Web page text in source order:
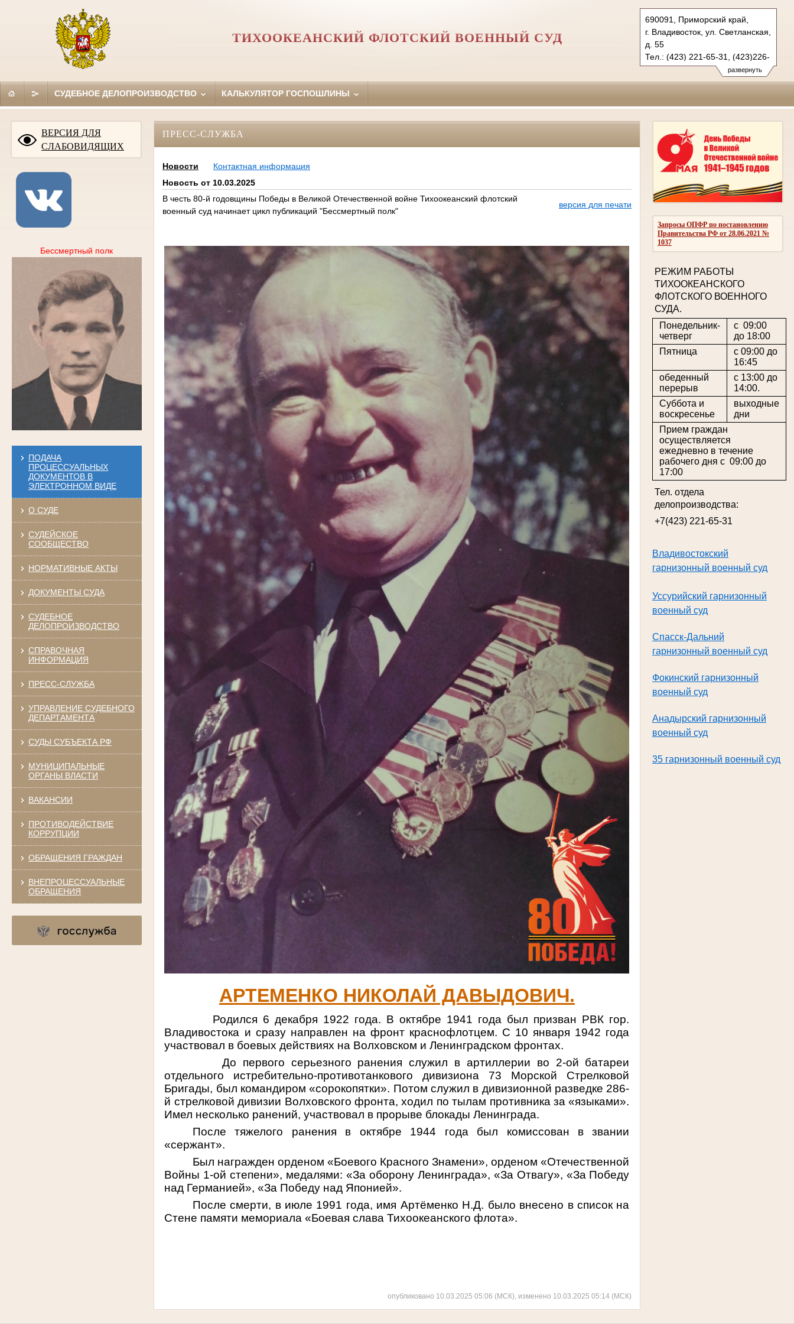
развернуть
690091, Приморский край,
г. Владивосток, ул. Светланская,
д. 55
Тел.: (423) 221-65-31, (423)226-
06-44 (ф.)
tihookeanskyfvs.prm@sudrf.ru
ТИХООКЕАНСКИЙ ФЛОТСКИЙ ВОЕННЫЙ СУД
СУДЕБНОЕ ДЕЛОПРОИЗВОДСТВО КАЛЬКУЛЯТОР ГОСПОШЛИНЫ
ВЕРСИЯ ДЛЯ
СЛАБОВИДЯЩИХ
Бессмертный полк
ПОДАЧА
ПРОЦЕССУАЛЬНЫХ
ДОКУМЕНТОВ В
ЭЛЕКТРОННОМ ВИДЕ
О СУДЕ
СУДЕЙСКОЕ
СООБЩЕСТВО
НОРМАТИВНЫЕ АКТЫ
ДОКУМЕНТЫ СУДА
СУДЕБНОЕ
ДЕЛОПРОИЗВОДСТВО
СПРАВОЧНАЯ
ИНФОРМАЦИЯ
ПРЕСС-СЛУЖБА
УПРАВЛЕНИЕ СУДЕБНОГО
ДЕПАРТАМЕНТА
СУДЫ СУБЪЕКТА РФ
МУНИЦИПАЛЬНЫЕ
ОРГАНЫ ВЛАСТИ
ВАКАНСИИ
ПРОТИВОДЕЙСТВИЕ
КОРРУПЦИИ
ОБРАЩЕНИЯ ГРАЖДАН
ВНЕПРОЦЕССУАЛЬНЫЕ
ОБРАЩЕНИЯ
Запросы ОПФР по постановлению
Правительства РФ от 28.06.2021 №
1037
РЕЖИМ РАБОТЫ
ТИХООКЕАНСКОГО
ФЛОТСКОГО ВОЕННОГО
СУДА.
Понедельник-
четверг
с 09:00
до 18:00
Пятница
с 09:00 до
16:45
обеденный
перерыв
с 13:00 до
14:00.
Суббота и
воскресенье
выходные
дни
Прием граждан
осуществляется
ежедневно в течение
рабочего дня с 09:00 до
17:00
Тел. отдела
делопроизводства:
+7(423) 221-65-31
Владивостокский
гарнизонный военный суд
Уссурийский гарнизонный
военный суд
Спасск-Дальний
гарнизонный военный суд
Фокинский гарнизонный
военный суд
Анадырский гарнизонный
военный суд
35 гарнизонный военный суд
ПРЕСС-СЛУЖБА
Новости
Контактная информация
Новость от 10.03.2025
В честь 80-й годовщины Победы в Великой Отечественной войне Тихоокеанский флотский
военный суд начинает цикл публикаций "Бессмертный полк"
версия для печати
АРТЕМЕНКО НИКОЛАЙ ДАВЫДОВИЧ.
Родился 6 декабря 1922 года. В октябре 1941 года был призван РВК гор.
Владивостока и сразу направлен на фронт краснофлотцем. С 10 января 1942 года
участвовал в боевых действиях на Волховском и Ленинградском фронтах.
До первого серьезного ранения служил в артиллерии во 2-ой батареи
отдельного истребительно-противотанкового дивизиона 73 Морской Стрелковой
Бригады, был командиром «сорокопятки». Потом служил в дивизионной разведке 286-
й стрелковой дивизии Волховского фронта, ходил по тылам противника за «языками».
Имел несколько ранений, участвовал в прорыве блокады Ленинграда.
После тяжелого ранения в октябре 1944 года был комиссован в звании
«сержант».
Был награжден орденом «Боевого Красного Знамени», орденом «Отечественной
Войны 1-ой степени», медалями: «За оборону Ленинграда», «За Отвагу», «За Победу
над Германией», «За Победу над Японией».
После смерти, в июле 1991 года, имя Артёменко Н.Д. было внесено в список на
Стене памяти мемориала «Боевая слава Тихоокеанского флота».
опубликовано 10.03.2025 05:06 (МСК), изменено 10.03.2025 05:14 (МСК)